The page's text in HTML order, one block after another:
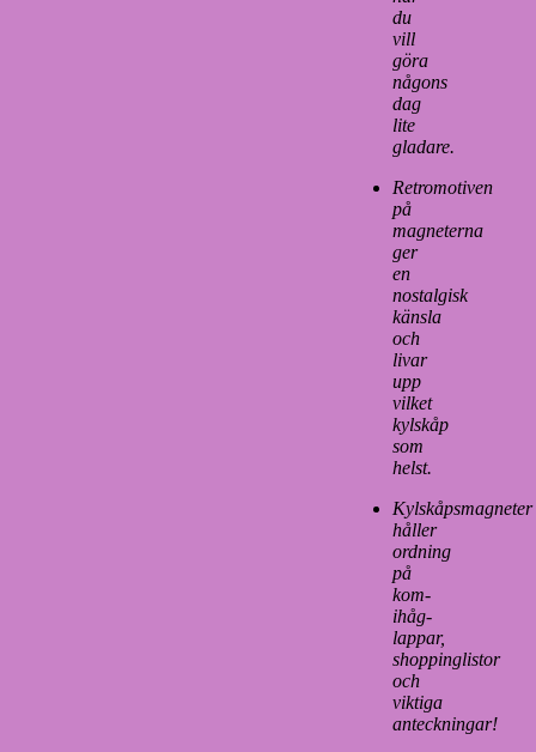
du
vill
göra
någons
dag
lite
gladare.
Retromotiven
på
magneterna
ger
en
nostalgisk
känsla
och
livar
upp
vilket
kylskåp
som
helst.
Kylskåpsmagneter
håller
ordning
på
kom-
ihåg-
lappar,
shoppinglistor
och
viktiga
anteckningar!